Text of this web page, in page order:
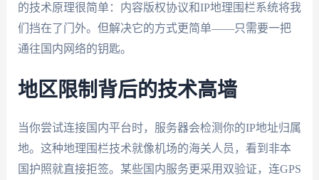
的技术原理很简单：内容版权协议和IP地理围栏系统将我
们挡在了门外。但解决它的方式更简单——只需要一把
通往国内网络的钥匙。
地区限制背后的技术高墙
当你尝试连接国内平台时，服务器会检测你的IP地址归属
地。这种地理围栏技术就像机场的海关人员，看到非本
国护照就直接拒签。某些国内服务更采用双验证，连GPS